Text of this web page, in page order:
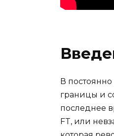
В
границы и
последнее
FT, или